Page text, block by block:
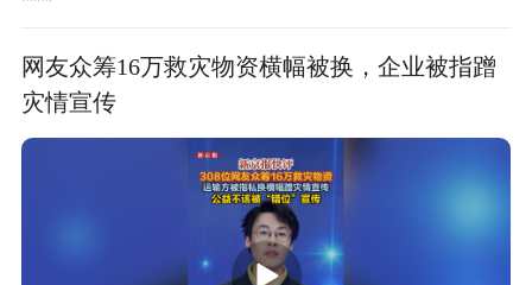
网友众筹16万救灾物资横幅被换，企业被指蹭
灾情宣传